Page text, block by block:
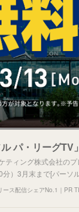
ティング株式会社のプ
分）3月末まで[パーソ
ース配信シェアNo.1｜PR